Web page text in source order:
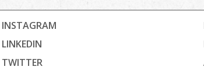
INSTAGRAM
LINKEDIN
TWITTER